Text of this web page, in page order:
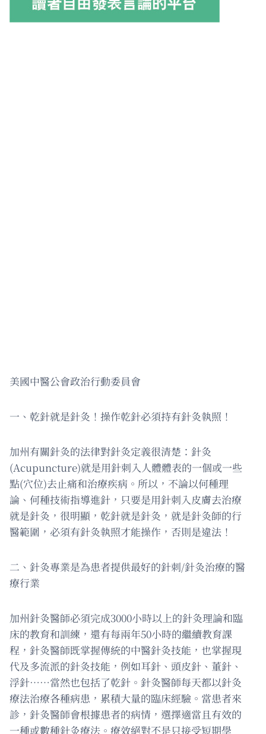
美國中醫公會政治行動委員會
一、乾針就是針灸！操作乾針必須持有針灸執照！
加州有關針灸的法律對針灸定義很清楚：針灸
(Acupuncture)就是用針刺入人體體表的一個或一些
點(穴位)去止痛和治療疾病。所以，不論以何種理
論、何種技術指導進針，只要是用針刺入皮膚去治療
就是針灸，很明顯，乾針就是針灸，就是針灸師的行
醫範圍，必須有針灸執照才能操作，否則是違法！
二、針灸專業是為患者提供最好的針刺/針灸治療的醫
療行業
加州針灸醫師必須完成3000小時以上的針灸理論和臨
床的教育和訓練，還有每兩年50小時的繼續教育課
程，針灸醫師既掌握傳統的中醫針灸技能，也掌握現
代及多流派的針灸技能，例如耳針、頭皮針、董針、
浮針……當然也包括​​了乾針。針灸醫師每天都以針灸
療法治療各種病患，累積大量的臨床經驗。當患者來
診，針灸醫師會根據患者的病情，選擇適當且有效的
一種或數種針灸療法。療效絕對不是只接受短期學